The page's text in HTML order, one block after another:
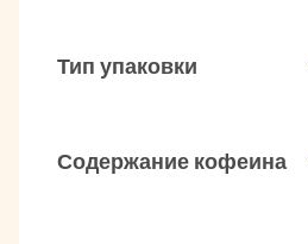
Тип упаковки
Содержание кофеина